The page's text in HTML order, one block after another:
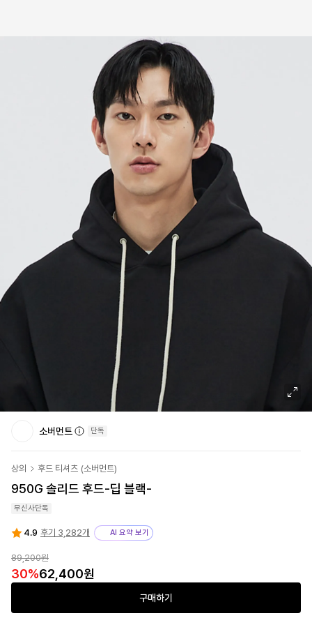
소버먼트 단독
상의 후드 티셔츠 (소버먼트)
950G 솔리드 후드-딥 블랙-
무신사단독
4.9 후기 3,282개 AI 요약 보기
89,200원
30%62,400원
구매하기